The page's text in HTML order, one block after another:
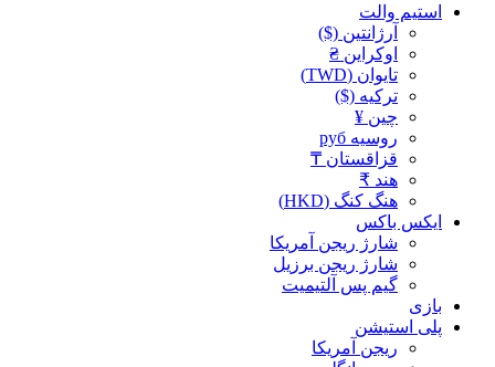
استیم والت
آرژانتین ($)
اوکراین ₴
تایوان (TWD)
ترکیه ($)
چین ¥
روسیه руб
قزاقستان ₸
هند ₹
هنگ کنگ (HKD)
ایکس باکس
شارژ ریجن آمریکا
شارژ ریجن برزیل
گیم پس آلتیمیت
بازی
پلی استیشن
ریجن آمریکا